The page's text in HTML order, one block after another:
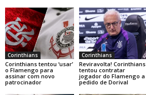
Corinthians
Corinthians tentou ‘usar’
o Flamengo para
assinar com novo
patrocinador
Corinthians
Reviravolta! Corinthians
tentou contratar
jogador do Flamengo a
pedido de Dorival